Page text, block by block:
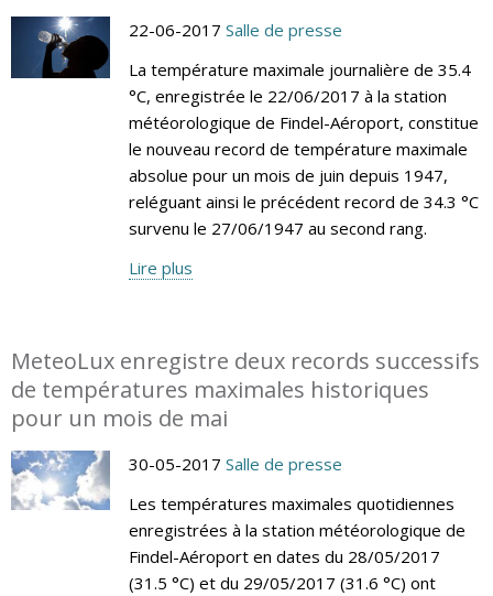
22-06-2017 Salle de presse
La température maximale journalière de 35.4
°C, enregistrée le 22/06/2017 à la station
météorologique de Findel-Aéroport, constitue
le nouveau record de température maximale
absolue pour un mois de juin depuis 1947,
reléguant ainsi le précédent record de 34.3 °C
survenu le 27/06/1947 au second rang.
Lire plus
MeteoLux enregistre deux records successifs
de températures maximales historiques
pour un mois de mai
30-05-2017 Salle de presse
Les températures maximales quotidiennes
enregistrées à la station météorologique de
Findel-Aéroport en dates du 28/05/2017
(31.5 °C) et du 29/05/2017 (31.6 °C) ont